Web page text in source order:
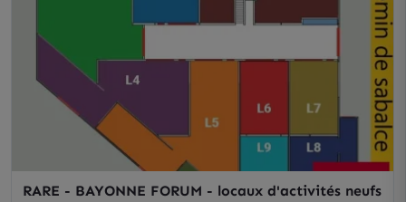
RARE - BAYONNE FORUM - locaux d'activités neufs